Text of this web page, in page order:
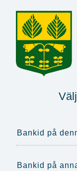
Bankid på
Bankid på